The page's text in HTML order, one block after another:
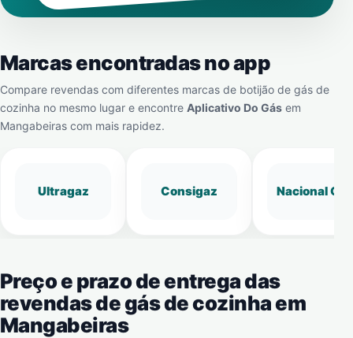
Marcas encontradas no app
Compare revendas com diferentes marcas de botijão de gás de
cozinha no mesmo lugar e encontre Aplicativo Do Gás em
Mangabeiras com mais rapidez.
Ultragaz Consigaz Nacional Gás
Preço e prazo de entrega das
revendas de gás de cozinha em
Mangabeiras